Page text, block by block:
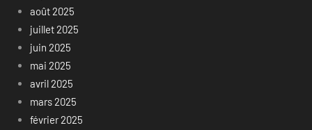
août 2025
juillet 2025
juin 2025
mai 2025
avril 2025
mars 2025
février 2025